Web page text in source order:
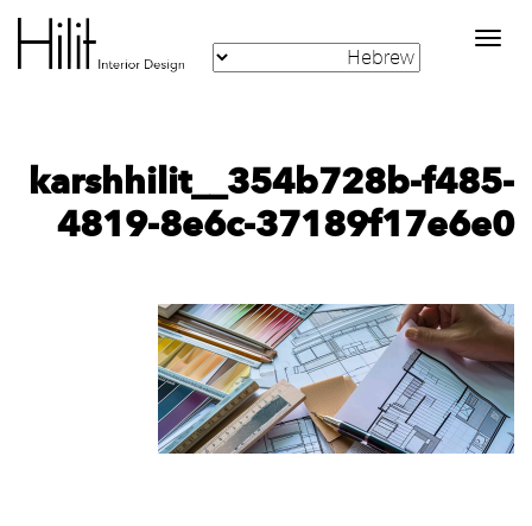
Toggle
navigation
karshhilit__354b728b-f485-
4819-8e6c-37189f17e6e0